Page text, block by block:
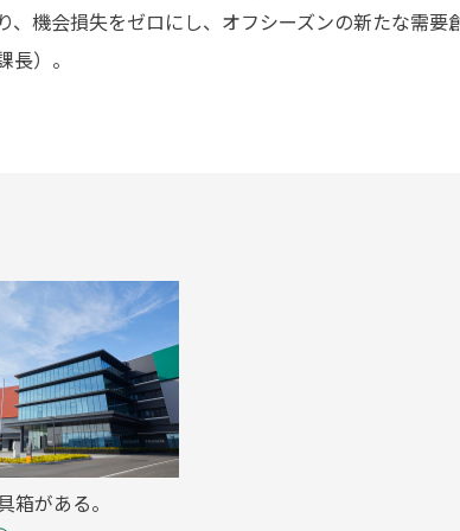
、機会損失をゼロにし、オフシーズンの新たな需要
）。
箱がある。